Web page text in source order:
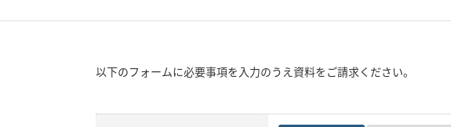
以下のフォームに必要事項を入力のうえ資料をご請求ください。